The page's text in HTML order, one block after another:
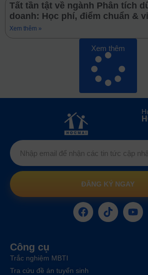
Tất tần tật về ngành Phân tích
doanh: Học phí, điểm chuẩn &
Xem thêm »
Xem thêm
ĐĂNG KÝ NGAY
Công cụ
Trắc nghiệm MBTI
Tra cứu đề án tuyển sinh